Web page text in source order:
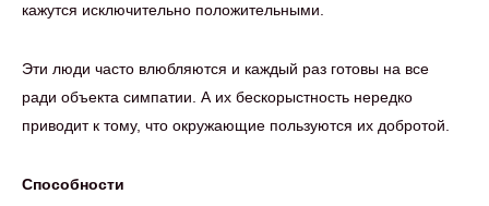
кажутся исключительно положительными.
Эти люди часто влюбляются и каждый раз готовы на все
ради объекта симпатии. А их бескорыстность нередко
приводит к тому, что окружающие пользуются их добротой.
Способности